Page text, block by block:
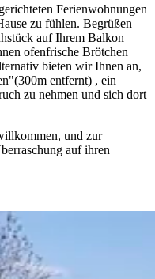
Ferienwohnungen
zu fühlen. Begrüßen
auf Ihrem Balkon
ofenfrische Brötchen
bieten wir Ihnen an,
entfernt) , ein
zu nehmen und sich dort
und zur
auf ihren